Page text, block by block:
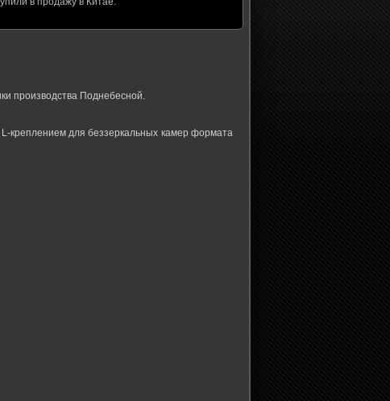
производства Поднебесной.
креплением для беззеркальных камер формата